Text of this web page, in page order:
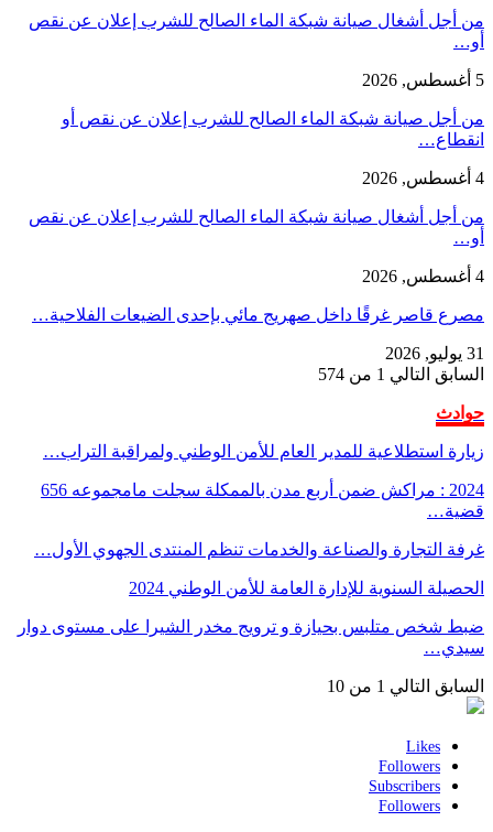
من أجل أشغال صيانة شبكة الماء الصالح للشرب إعلان عن نقص
أو…
5 أغسطس, 2026
من أجل صيانة شبكة الماء الصالح للشرب إعلان عن نقص أو
انقطاع…
4 أغسطس, 2026
من أجل أشغال صيانة شبكة الماء الصالح للشرب إعلان عن نقص
أو…
4 أغسطس, 2026
مصرع قاصر غرقًا داخل صهريج مائي بإحدى الضيعات الفلاحية…
31 يوليو, 2026
السابق التالي 1 من 574
حوادث
زيارة استطلاعية للمدير العام للأمن الوطني ولمراقبة التراب…
2024 : مراكش ضمن أربع مدن بالممكلة سجلت مامجموعه 656
قضية…
غرفة التجارة والصناعة والخدمات تنظم المنتدى الجهوي الأول…
الحصيلة السنوية للإدارة العامة للأمن الوطني 2024
ضبط شخص متلبس بحيازة و ترويج مخدر الشيرا على مستوى دوار
سيدي…
السابق التالي 1 من 10
Likes
Followers
Subscribers
Followers